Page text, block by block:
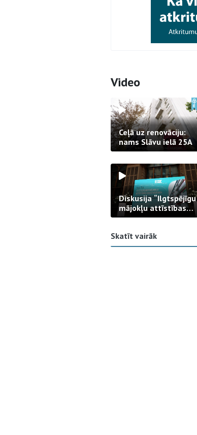
Video
Ceļā uz renovāciju:
nams Slāvu ielā 25A
Diskusija “Ilgtspējīgu
mājokļu attīstības
izaicinājums”
Skatīt vairāk